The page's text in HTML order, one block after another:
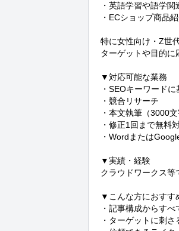
・英語学習や語学関
・ECショップ商品
特に女性向け・Z世
ターゲットや目的に
▼対応可能な業務
・SEOキーワード
・競合リサーチ
・本文執筆（3000文
・修正1回まで無料
・Wordまたは
▼実績・経験
クラウドワークス等
▼こんな方におすす
・記事構成からす
・ターゲットに刺